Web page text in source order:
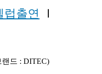
럽출연
Ⅰ
드 : DITEC)